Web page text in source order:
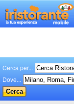
Cerca per...
Dove...